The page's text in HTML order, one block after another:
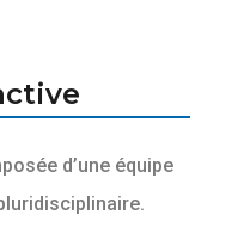
d’une équipe